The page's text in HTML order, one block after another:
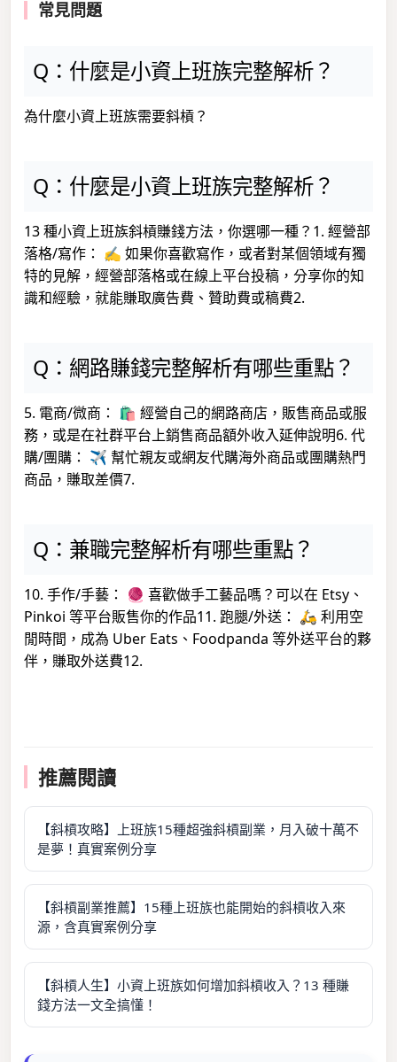
常見問題
Q：什麼是小資上班族完整解析？
為什麼小資上班族需要斜槓？
Q：什麼是小資上班族完整解析？
13 種小資上班族斜槓賺錢方法，你選哪一種？1. 經營部
落格/寫作： ✍️ 如果你喜歡寫作，或者對某個領域有獨
特的見解，經營部落格或在線上平台投稿，分享你的知
識和經驗，就能賺取廣告費、贊助費或稿費2.
Q：網路賺錢完整解析有哪些重點？
5. 電商/微商： 🛍️ 經營自己的網路商店，販售商品或服
務，或是在社群平台上銷售商品額外收入延伸說明6. 代
購/團購： ✈️ 幫忙親友或網友代購海外商品或團購熱門
商品，賺取差價7.
Q：兼職完整解析有哪些重點？
10. 手作/手藝： 🧶 喜歡做手工藝品嗎？可以在 Etsy、
Pinkoi 等平台販售你的作品11. 跑腿/外送： 🛵 利用空
閒時間，成為 Uber Eats、Foodpanda 等外送平台的夥
伴，賺取外送費12.
推薦閱讀
【斜槓攻略】上班族15種超強斜槓副業，月入破十萬不
是夢！真實案例分享
【斜槓副業推薦】15種上班族也能開始的斜槓收入來
源，含真實案例分享
【斜槓人生】小資上班族如何增加斜槓收入？13 種賺
錢方法一文全搞懂！